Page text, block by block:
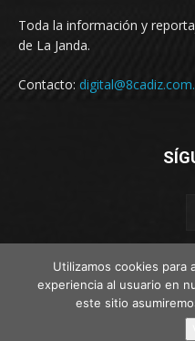
Toda la información y
de La Janda.
Contacto:
© Web por Estímulo kreativo
Utilizamos cookies para
experiencia al usuario en
este sitio